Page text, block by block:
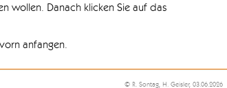
wollen. Danach klicken Sie auf das
anfangen.
© R. Sontag, H. Geisler, 03.06.2026